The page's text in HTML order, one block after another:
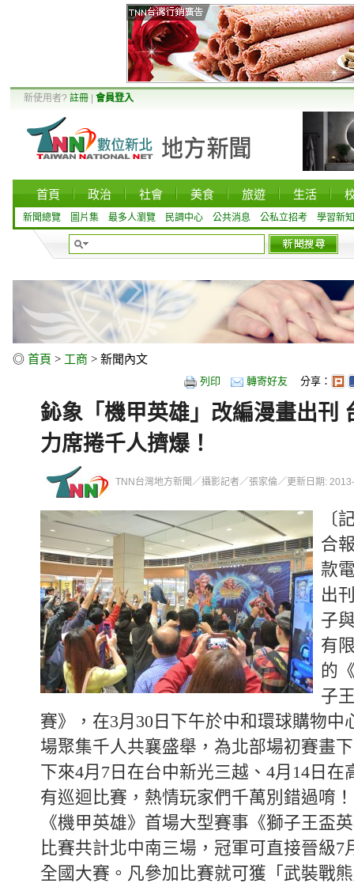
新使用者? 註冊 會員登入
首頁 政治 社會 美食 旅遊 生活
新聞總覽 圖片集 最多人瀏覽 民調中心 公共消息 公私立招考 學習新知
◎ 首頁 > 工商 > 新聞內文
列印 轉寄好友 分享：
鈊象「機甲英雄」改編漫畫出刊
力席捲千人擠爆！
TNN台灣地方新聞／攝影記者／張家倫／更新日期:
〔
合
款
出
子
有
的
子
賽》，在3月30日下午於中和環球購物中
場聚集千人共襄盛舉，為北部場初賽畫
下來4月7日在台中新光三越、4月14日在
有巡迴比賽，熱情玩家們千萬別錯過唷！
《機甲英雄》首場大型賽事《獅子王盃
比賽共計北中南三場，冠軍可直接晉級7
全國大賽。凡參加比賽就可獲「武裝戰